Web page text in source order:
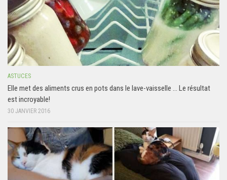
ASTUCES
Elle met des aliments crus en pots dans le lave-vaisselle … Le résultat
est incroyable!
30 JANVIER 2016